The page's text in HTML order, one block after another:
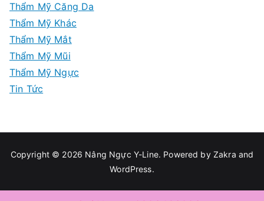
Thẩm Mỹ Căng Da
Thẩm Mỹ Khác
Thẩm Mỹ Mắt
Thẩm Mỹ Mũi
Thẩm Mỹ Ngực
Tin Tức
Copyright © 2026 Nâng Ngực Y-Line. Powered by Zakra and
WordPress.